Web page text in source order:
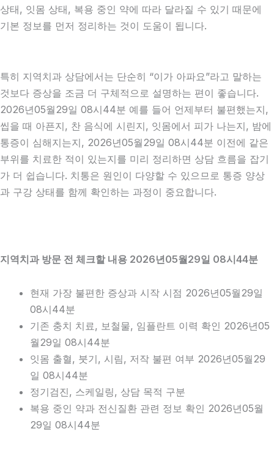
상태, 잇몸 상태, 복용 중인 약에 따라 달라질 수 있기 때문에
기본 정보를 먼저 정리하는 것이 도움이 됩니다.
특히 지역치과 상담에서는 단순히 “이가 아파요”라고 말하는
것보다 증상을 조금 더 구체적으로 설명하는 편이 좋습니다.
2026년05월29일 08시44분 예를 들어 언제부터 불편했는지,
씹을 때 아픈지, 찬 음식에 시린지, 잇몸에서 피가 나는지, 밤에
통증이 심해지는지, 2026년05월29일 08시44분 이전에 같은
부위를 치료한 적이 있는지를 미리 정리하면 상담 흐름을 잡기
가 더 쉽습니다. 치통은 원인이 다양할 수 있으므로 통증 양상
과 구강 상태를 함께 확인하는 과정이 중요합니다.
지역치과 방문 전 체크할 내용 2026년05월29일 08시44분
현재 가장 불편한 증상과 시작 시점 2026년05월29일
08시44분
기존 충치 치료, 보철물, 임플란트 이력 확인 2026년05
월29일 08시44분
잇몸 출혈, 붓기, 시림, 저작 불편 여부 2026년05월29
일 08시44분
정기검진, 스케일링, 상담 목적 구분
복용 중인 약과 전신질환 관련 정보 확인 2026년05월
29일 08시44분